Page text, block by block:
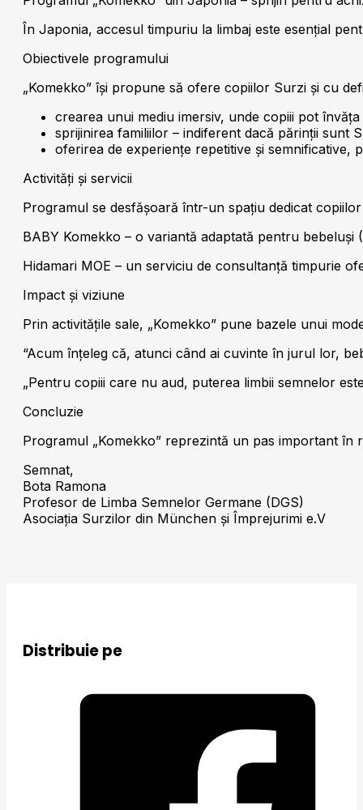
În Japonia, accesul timpuriu la limbaj este esențial
Obiectivele programului
„Komekko” își propune să ofere copiilor Surzi și cu
crearea unui mediu imersiv, unde copiii pot
sprijinirea familiilor – indiferent dacă părinții sunt
oferirea de experiențe repetitive și semnificative,
Activități și servicii
Programul se desfășoară într-un spațiu dedicat
BABY Komekko – o variantă adaptată pentru
Hidamari MOE – un serviciu de consultanță timpurie
Impact și viziune
Prin activitățile sale, „Komekko” pune bazele unui
“Acum înțeleg că, atunci când ai cuvinte în jurul lor,
„Pentru copiii care nu aud, puterea limbii semnelor
Concluzie
Programul „Komekko” reprezintă un pas important
Semnat,
Bota Ramona
Profesor de Limba Semnelor Germane (DGS)
Asociația Surzilor din München și Împrejurimi e.V
Distribuie pe